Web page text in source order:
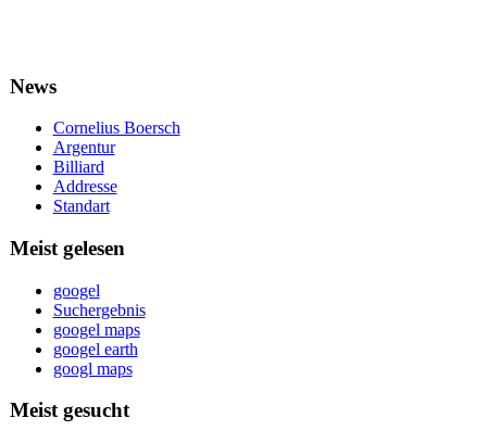
News
Cornelius Boersch
Argentur
Billiard
Addresse
Standart
Meist gelesen
googel
Suchergebnis
googel maps
googel earth
googl maps
Meist gesucht